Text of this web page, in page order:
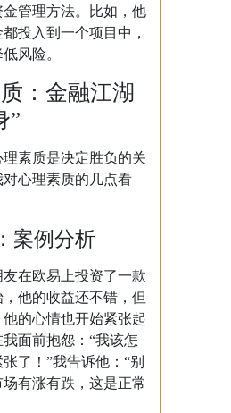
管理方法。比如，他
投入到一个项目中，
风险。
：金融江湖
”
素质是决定胜负的关
心理素质的几点看
案例分析
在欧易上投资了一款
他的收益还不错，但
的心情也开始紧张起
面前抱怨：“我该怎
了！”我告诉他：“别
有涨有跌，这是正常